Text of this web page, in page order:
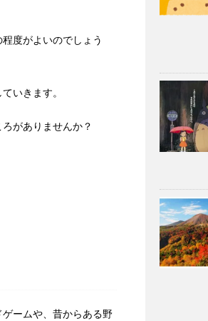
度がよいのでしょう
いきます。
がありませんか？
ームや、昔からある野